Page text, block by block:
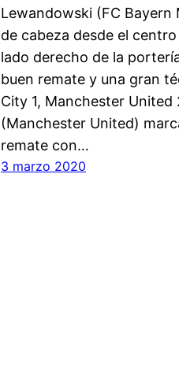
Lewandowski (FC Bayern
de cabeza desde el
lado derecho de la
buen remate y una gran
City 1, Manchester United
(Manchester United)
remate con…
3 marzo 2020